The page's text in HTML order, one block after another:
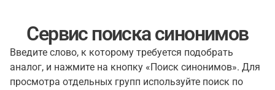
Сервис поиска синонимов
Введите слово, к которому требуется подобрать
аналог, и нажмите на кнопку «Поиск синонимов». Для
просмотра отдельных групп используйте поиск по